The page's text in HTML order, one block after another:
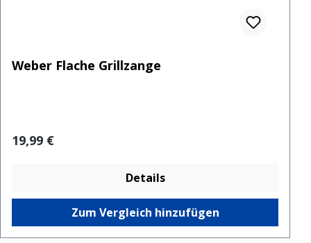
Weber Flache Grillzange
Regulärer Preis:
19,99 €
Details
Zum Vergleich hinzufügen